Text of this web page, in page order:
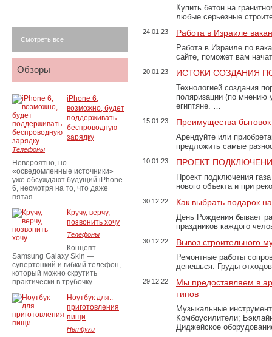
Купить бетон на
любые серьезные
24.01.23 Работа в Израиле
Работа в Израиле по
сайте, поможет вам
20.01.23 ИСТОКИ СОЗДАНИЯ
Технологией создания
поляризации (по
египтяне. …
15.01.23 Преимущества
Арендуйте или
предложить самые
10.01.23 ПРОЕКТ
Проект подключения
нового объекта и при
30.12.22 Как выбрать подарок
День Рождения бывает
праздников каждого
30.12.22 Вывоз строительного
Ремонтные работы
денешься. Груды
29.12.22
Мы предоставляем в
типов
Музыкальные
Комбоусилители;
Диджейское
Смотреть все
Обзоры
iPhone 6,
возможно, будет
поддерживать
беспроводную
зарядку
Телефоны
Невероятно, но
«осведомленные источники»
уже обсуждают будущий iPhone
6, несмотря на то, что даже
пятая …
Кручу, верчу,
позвонить хочу
Телефоны
Концепт
Samsung Galaxy Skin —
супертонкий и гибкий телефон,
который можно скрутить
практически в трубочку. …
Ноутбук для..
приготовления
пищи
Нетбуки